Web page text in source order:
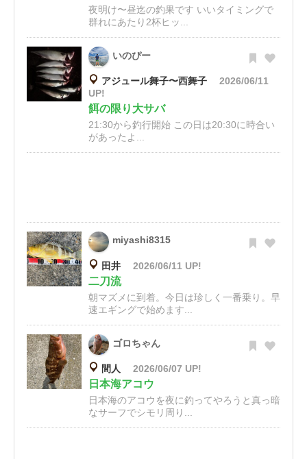
夜明け〜昼迄の釣果です いいタイミングで
群れにあたり2杯ヒッ...
いのぴー
アジュール舞子〜西舞子
2026/06/11
UP!
餌の限り大サバ
21:30から釣行開始 この日は20:30に時合い
があったよ...
miyashi8315
田井 2026/06/11 UP!
二刀流
朝マズメに到着。今日は珍しく一番乗り。早
速エギングで始めます...
ゴロちゃん
間人 2026/06/07 UP!
日本海アコウ
日本海のアコウを夜に釣ってやろうと真っ暗
なサーフでシモリ周り...